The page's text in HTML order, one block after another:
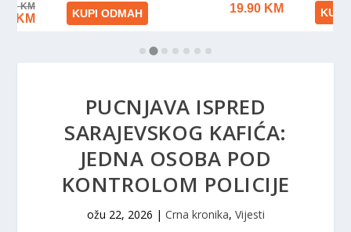
PUCNJAVA ISPRED
SARAJEVSKOG KAFIĆA:
JEDNA OSOBA POD
KONTROLOM POLICIJE
ožu 22, 2026 | Crna kronika, Vijesti